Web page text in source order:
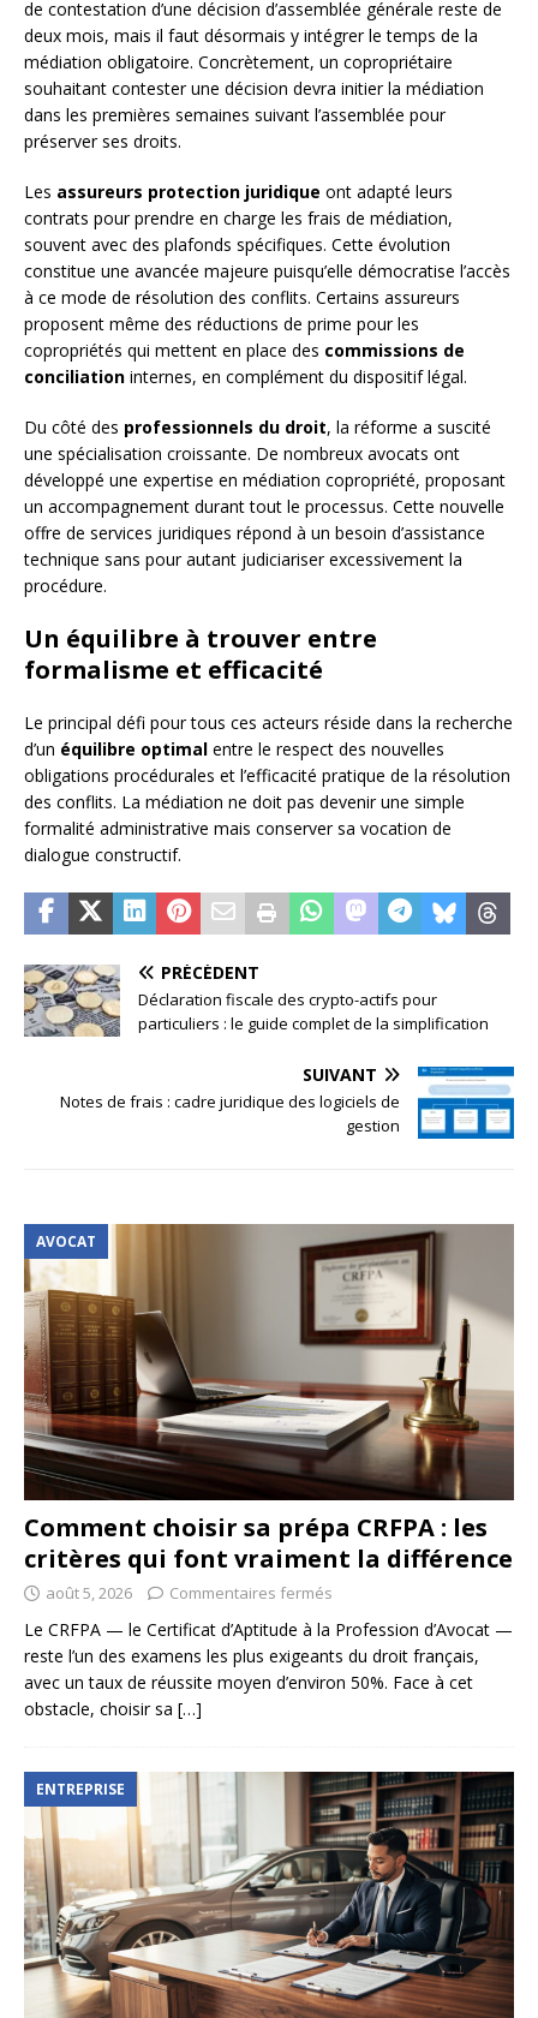
de contestation d’une décision d’assemblée générale reste de
deux mois, mais il faut désormais y intégrer le temps de la
médiation obligatoire. Concrètement, un copropriétaire
souhaitant contester une décision devra initier la médiation
dans les premières semaines suivant l’assemblée pour
préserver ses droits.
Les assureurs protection juridique ont adapté leurs
contrats pour prendre en charge les frais de médiation,
souvent avec des plafonds spécifiques. Cette évolution
constitue une avancée majeure puisqu’elle démocratise l’accès
à ce mode de résolution des conflits. Certains assureurs
proposent même des réductions de prime pour les
copropriétés qui mettent en place des commissions de
conciliation internes, en complément du dispositif légal.
Du côté des professionnels du droit, la réforme a suscité
une spécialisation croissante. De nombreux avocats ont
développé une expertise en médiation copropriété, proposant
un accompagnement durant tout le processus. Cette nouvelle
offre de services juridiques répond à un besoin d’assistance
technique sans pour autant judiciariser excessivement la
procédure.
Un équilibre à trouver entre
formalisme et efficacité
Le principal défi pour tous ces acteurs réside dans la recherche
d’un équilibre optimal entre le respect des nouvelles
obligations procédurales et l’efficacité pratique de la résolution
des conflits. La médiation ne doit pas devenir une simple
formalité administrative mais conserver sa vocation de
dialogue constructif.
PRÉCÉDENT
Déclaration fiscale des crypto-actifs pour
particuliers : le guide complet de la simplification
SUIVANT
Notes de frais : cadre juridique des logiciels de
gestion
AVOCAT
Comment choisir sa prépa CRFPA : les
critères qui font vraiment la différence
août 5, 2026 Commentaires fermés
Le CRFPA — le Certificat d’Aptitude à la Profession d’Avocat —
reste l’un des examens les plus exigeants du droit français,
avec un taux de réussite moyen d’environ 50%. Face à cet
obstacle, choisir sa […]
ENTREPRISE